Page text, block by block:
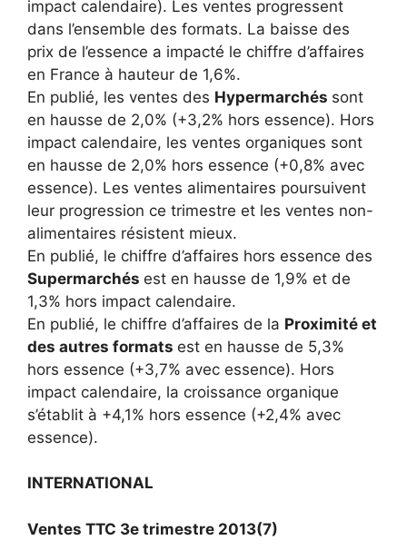
impact calendaire). Les ventes progressent
dans l’ensemble des formats. La baisse des
prix de l’essence a impacté le chiffre d’affaires
en France à hauteur de 1,6%.
En publié, les ventes des Hypermarchés sont
en hausse de 2,0% (+3,2% hors essence). Hors
impact calendaire, les ventes organiques sont
en hausse de 2,0% hors essence (+0,8% avec
essence). Les ventes alimentaires poursuivent
leur progression ce trimestre et les ventes non-
alimentaires résistent mieux.
En publié, le chiffre d’affaires hors essence des
Supermarchés est en hausse de 1,9% et de
1,3% hors impact calendaire.
En publié, le chiffre d’affaires de la Proximité et
des autres formats est en hausse de 5,3%
hors essence (+3,7% avec essence). Hors
impact calendaire, la croissance organique
s’établit à +4,1% hors essence (+2,4% avec
essence).
INTERNATIONAL
Ventes TTC 3e trimestre 2013(7)